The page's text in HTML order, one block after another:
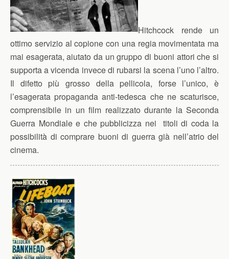
Hitchcock rende un
ottimo servizio al copione con una regia movimentata ma
mai esagerata, aiutato da un gruppo di buoni attori che si
supporta a vicenda invece di rubarsi la scena l’uno l’altro.
Il difetto più grosso della pellicola, forse l’unico, è
l’esagerata propaganda anti-tedesca che ne scaturisce,
comprensibile in un film realizzato durante la Seconda
Guerra Mondiale e che pubblicizza nei titoli di coda la
possibilità di comprare buoni di guerra già nell’atrio del
cinema.